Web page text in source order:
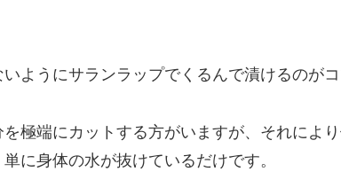
ようにサランラップでくるんで漬けるのがコ
を極端にカットする方がいますが、それによ
に身体の水が抜けているだけです。